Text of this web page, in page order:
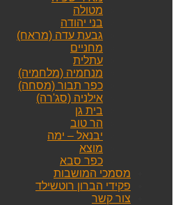
מטולה
בני יהודה
גבעת עדה (מראח)
מחניים
עתלית
מנחמיה (מלחמיה)
כפר תבור (מסחה)
אילניה (סג'רה)
בית גן
הר טוב
יבנאל – ימה
מוצא
כפר סבא
מסמכי המושבות
פקידי הברון רוטשילד
צור קשר